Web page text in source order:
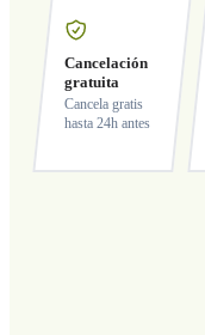
Cancelación
gratuita
Cancela gratis
hasta 24h antes